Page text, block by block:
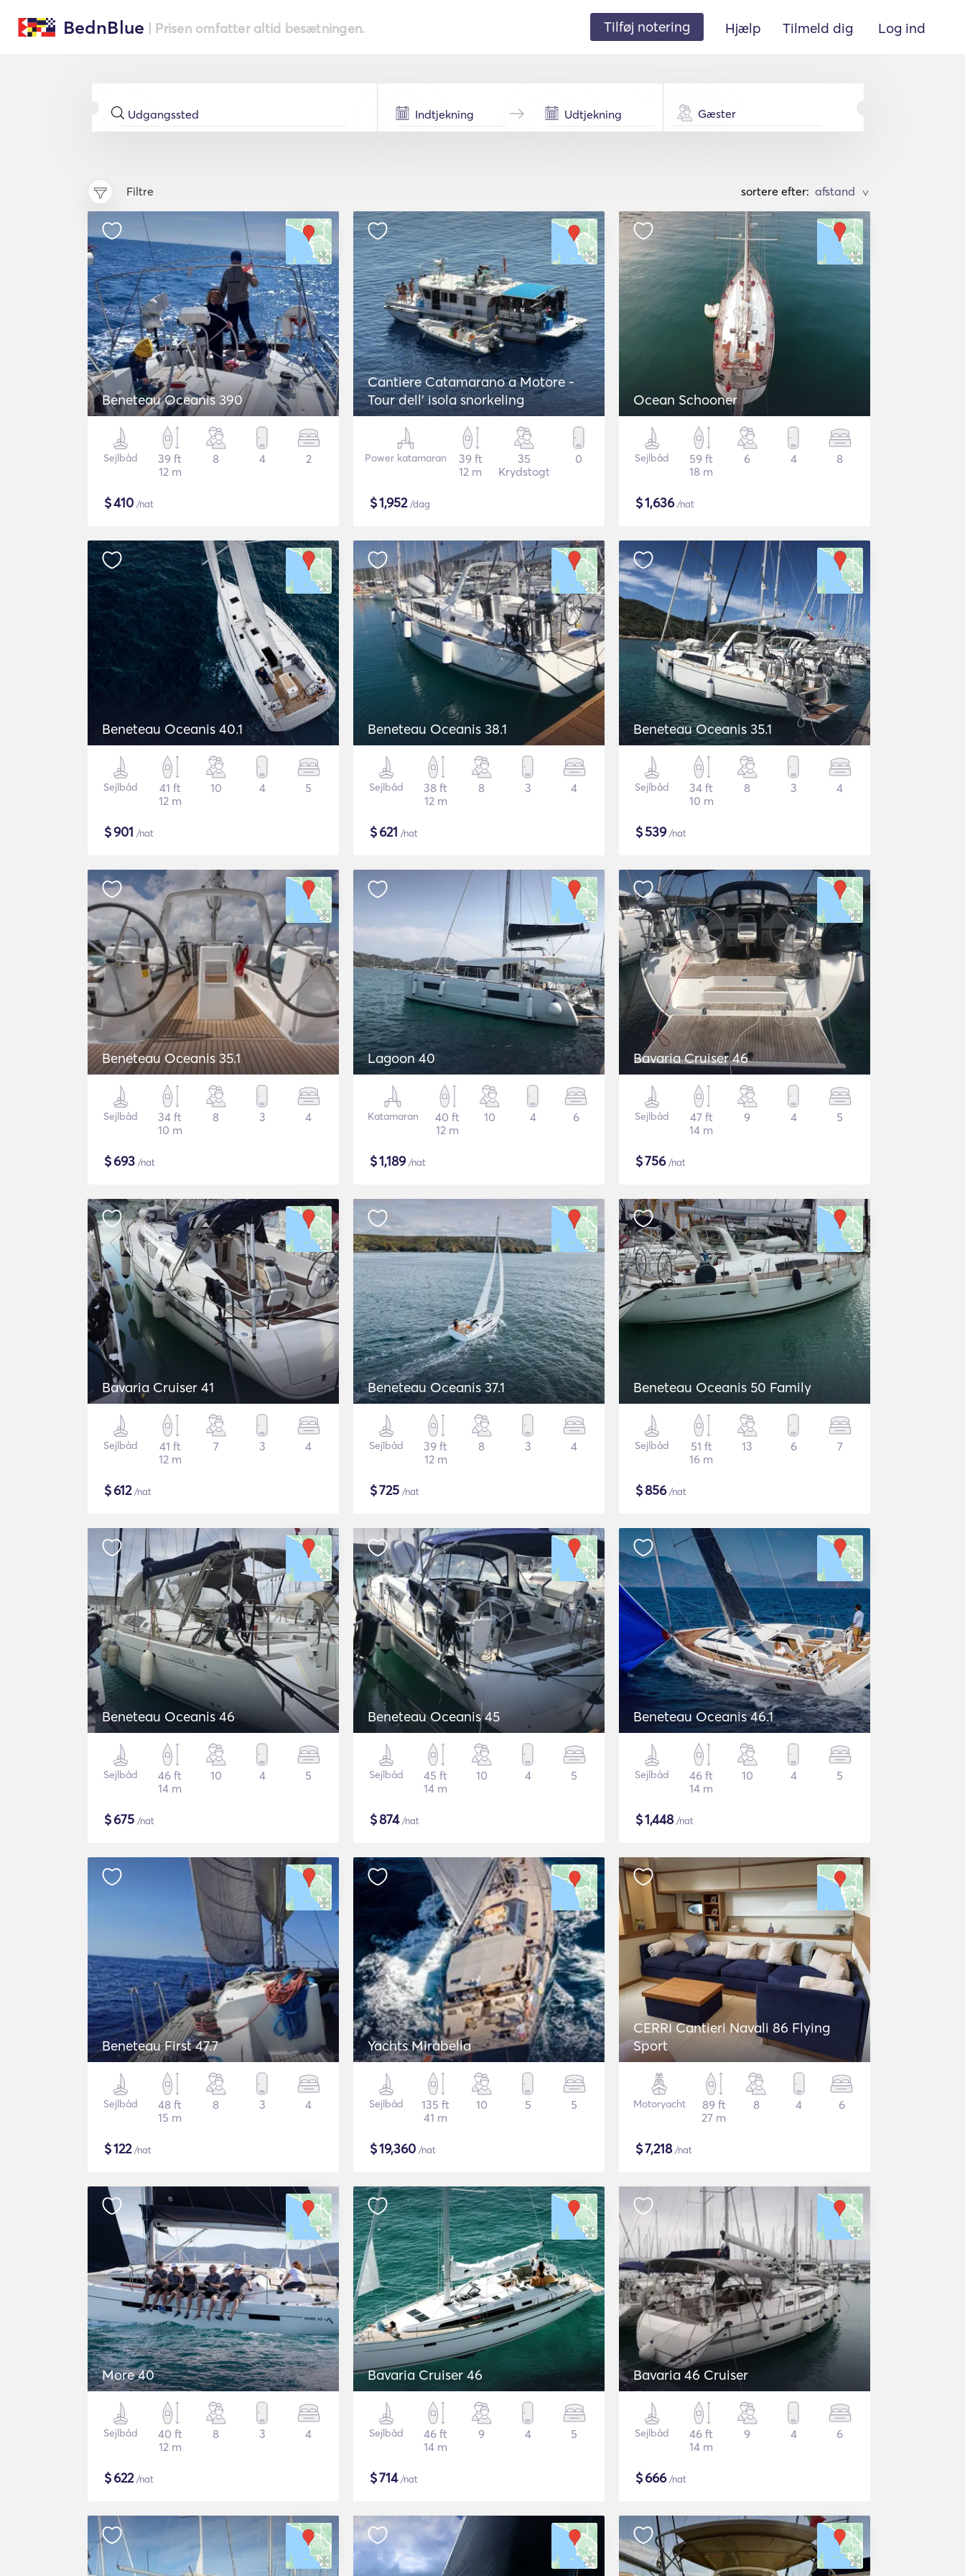
BednBlue | Prisen omfatter altid besætningen. Tilføj notering Hjælp Tilmeld dig Log ind
Gæster
Filtre sortere efter: >
Beneteau Oceanis 390
Sejlbåd
39 ft
12 m
8 4 2
$410 /nat
Cantiere Catamarano a Motore -
Tour dell' isola snorkeling
Power katamaran
39 ft
12 m
35
Krydstogt
0
$1,952/dag
Ocean Schooner
Sejlbåd
59 ft
18 m
6 4 8
$1,636/nat
Beneteau Oceanis 40.1
Sejlbåd
41 ft
12 m
10 4 5
$901 /nat
Beneteau Oceanis 38.1
Sejlbåd
38 ft
12 m
8 3 4
$621 /nat
Beneteau Oceanis 35.1
Sejlbåd
34 ft
10 m
8 3 4
$539/nat
Beneteau Oceanis 35.1
Sejlbåd
34 ft
10 m
8 3 4
$693 /nat
Lagoon 40
Katamaran
40 ft
12 m
10 4 6
$1,189/nat
Bavaria Cruiser 46
Sejlbåd
47 ft
14 m
9 4 5
$756/nat
Bavaria Cruiser 41
Sejlbåd
41 ft
12 m
7 3 4
$612/nat
Beneteau Oceanis 37.1
Sejlbåd
39 ft
12 m
8 3 4
$725 /nat
Beneteau Oceanis 50 Family
Sejlbåd
51 ft
16 m
13 6 7
$856/nat
Beneteau Oceanis 46
Sejlbåd
46 ft
14 m
10 4 5
$675 /nat
Beneteau Oceanis 45
Sejlbåd
45 ft
14 m
10 4 5
$874/nat
Beneteau Oceanis 46.1
Sejlbåd
46 ft
14 m
10 4 5
$1,448/nat
Beneteau First 47.7
Sejlbåd
48 ft
15 m
8 3 4
$122/nat
Yachts Mirabella
Sejlbåd
135 ft
41 m
10 5 5
$19,360 /nat
CERRI Cantieri Navali 86 Flying
Sport
Motoryacht
89 ft
27 m
8 4 6
$7,218/nat
More 40
Sejlbåd
40 ft
12 m
8 3 4
$622/nat
Bavaria Cruiser 46
Sejlbåd
46 ft
14 m
9 4 5
$714/nat
Bavaria 46 Cruiser
Sejlbåd
46 ft
14 m
9 4 6
$666/nat